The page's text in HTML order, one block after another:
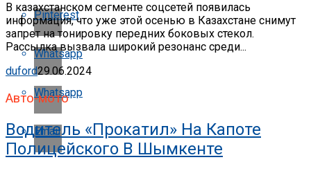
Pinterest
Whatsapp
Whatsapp
Email
В казахстанском сегменте соцсетей появилась
информация, что уже этой осенью в Казахстане снимут
запрет на тонировку передних боковых стекол.
Рассылка вызвала широкий резонанс среди...
duford29.06.2024
Авто-мото
Водитель «прокатил» На Капоте
Полицейского В Шымкенте